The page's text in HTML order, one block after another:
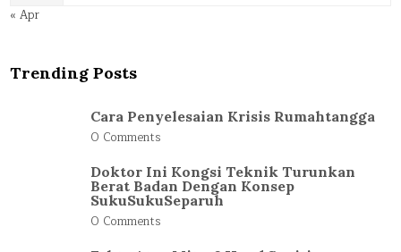
« Apr
Trending Posts
Cara Penyelesaian Krisis Rumahtangga
0 Comments
Doktor Ini Kongsi Teknik Turunkan
Berat Badan Dengan Konsep
SukuSukuSeparuh
0 Comments